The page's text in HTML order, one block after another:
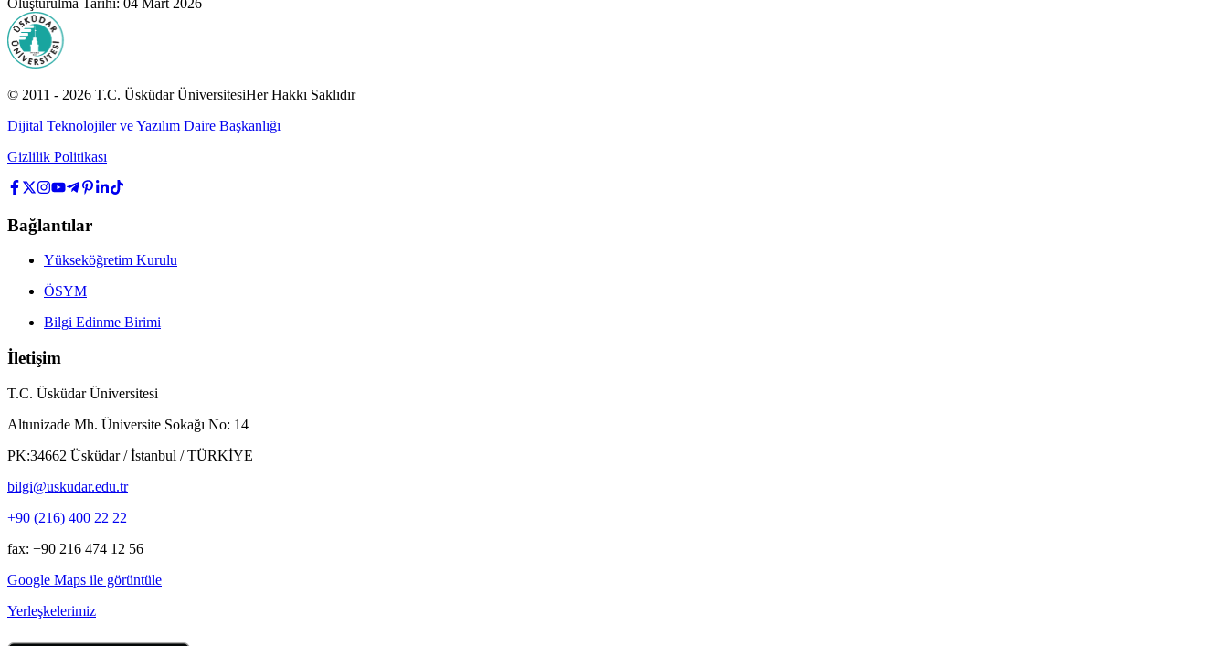
Oluşturulma Tarihi: 04 Mart 2026
© 2011 - 2026 T.C. Üsküdar ÜniversitesiHer Hakkı Saklıdır
Dijital Teknolojiler ve Yazılım Daire Başkanlığı
Gizlilik Politikası
Bağlantılar
Yükseköğretim Kurulu
ÖSYM
Bilgi Edinme Birimi
İletişim
T.C. Üsküdar Üniversitesi
Altunizade Mh. Üniversite Sokağı No: 14
PK:34662 Üsküdar / İstanbul / TÜRKİYE
bilgi@uskudar.edu.tr
+90 (216) 400 22 22
fax: +90 216 474 12 56
Google Maps ile görüntüle
Yerleşkelerimiz